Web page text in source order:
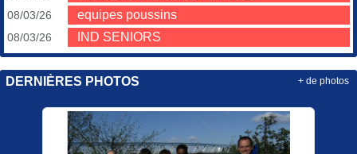
08/03/26 equipes poussins
08/03/26 IND SENIORS
DERNIÈRES PHOTOS + de photos